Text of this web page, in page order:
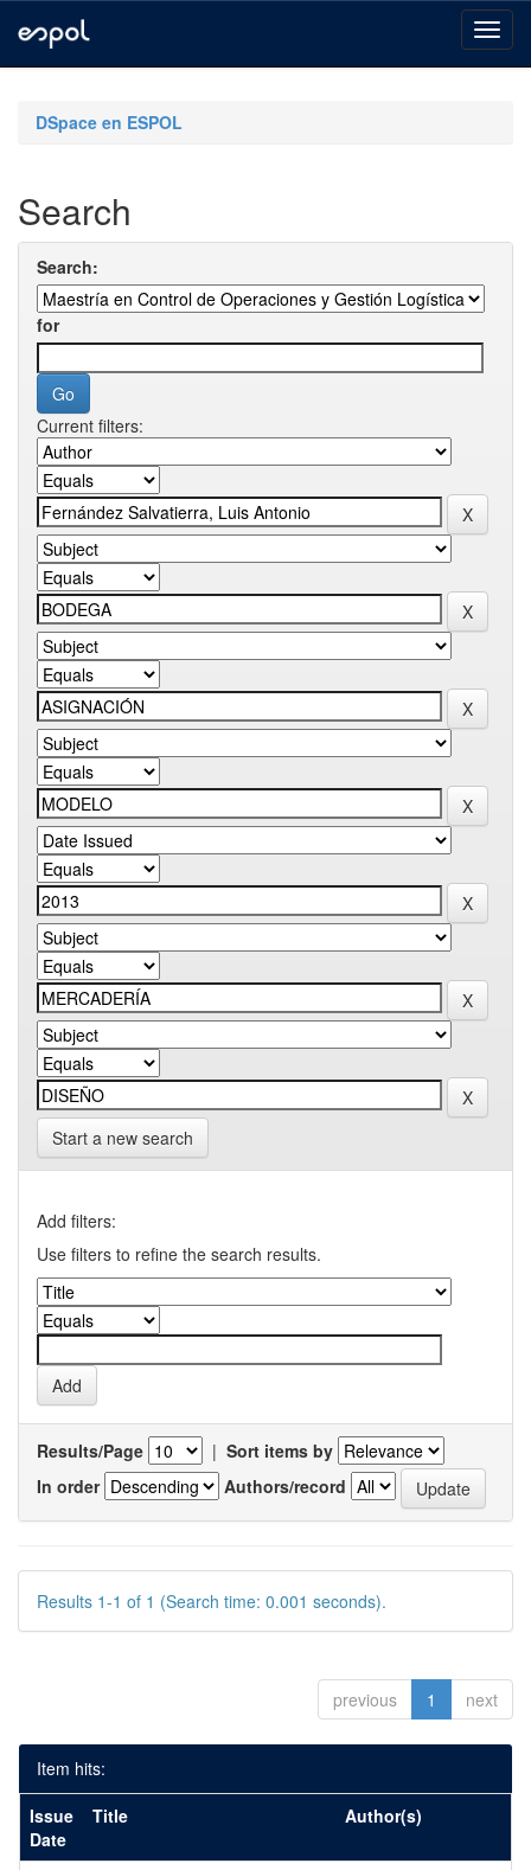
navigationDSpace en ESPOL
Search
Search:
for
Current filters:
Start a new search
Add filters:
Use filters to refine the search results.
Results/Page | Sort items by
In order
Authors/record
Results 1-1 of 1 (Search time: 0.001 seconds).
previous 1 next
Item hits:
Issue
Date
Title Author(s)